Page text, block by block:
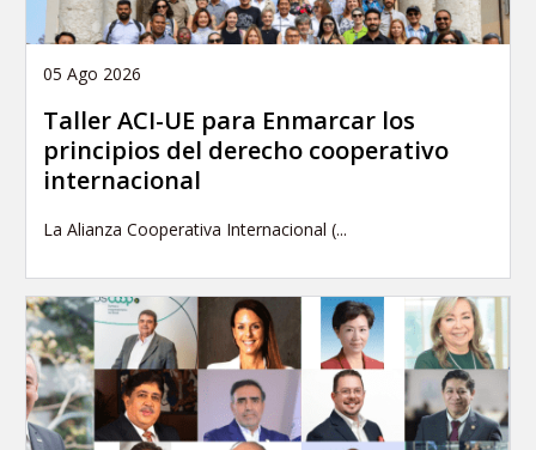
05 Ago 2026
Taller ACI-UE para Enmarcar los
principios del derecho cooperativo
internacional
La Alianza Cooperativa Internacional (...